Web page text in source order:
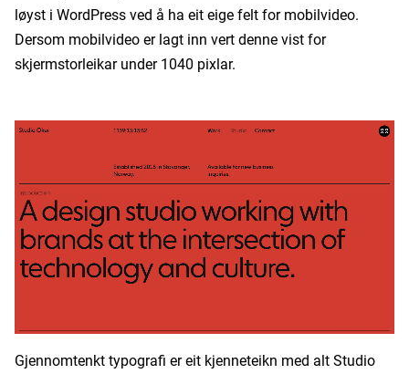
løyst i WordPress ved å ha eit eige felt for mobilvideo.
Dersom mobilvideo er lagt inn vert denne vist for
skjermstorleikar under 1040 pixlar.
Gjennomtenkt typografi er eit kjenneteikn med alt Studio